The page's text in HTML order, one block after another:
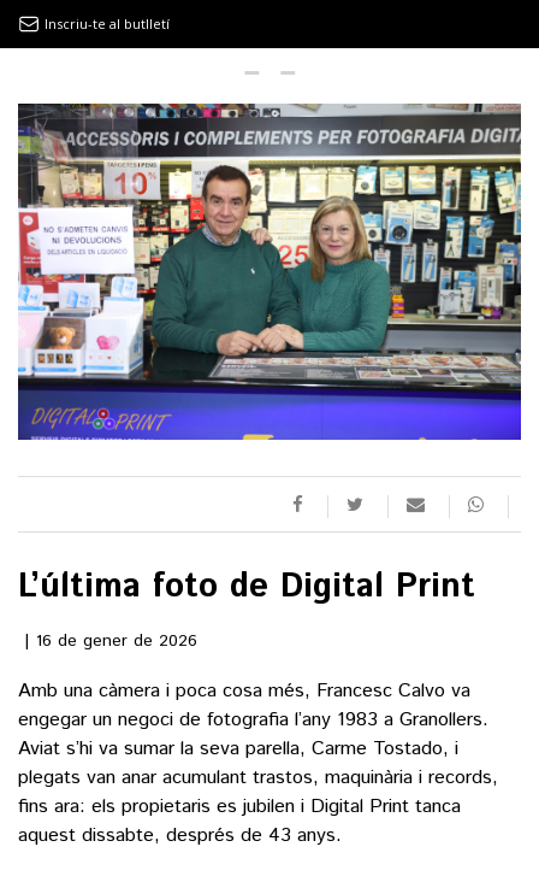
9MAGAZÍN
EL CLÀSSIC | ALBERT PLA
“LA VIDA ÉS COM LA MAR: SEMPRE BUSCA L’EQUILIBRI”
NOVETATS DISCOGRÀFIQUES
EL CLÀSSIC | ELS 3 TAMBORS
TEMÀTIQUES
()
POLÍTICA
SOCIETAT
ECONOMIA
ESPORTS
FUTBOL
HOQUEI PATINS
CULTURA
Inscriu-te al butlletí
L’última foto de Digital Print
16 de gener de 2026
Amb una càmera i poca cosa més, Francesc Calvo va
engegar un negoci de fotografia l’any 1983 a Granollers.
Aviat s’hi va sumar la seva parella, Carme Tostado, i
plegats van anar acumulant trastos, maquinària i records,
fins ara: els propietaris es jubilen i Digital Print tanca
aquest dissabte, després de 43 anys.